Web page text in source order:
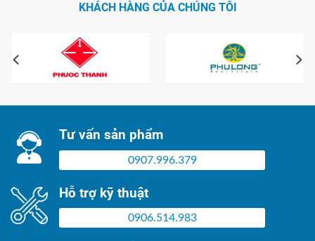
KHÁCH HÀNG CỦA CHÚNG TÔI
Tư vấn sản phẩm
0907.996.379
Hỗ trợ kỹ thuật
0906.514.983